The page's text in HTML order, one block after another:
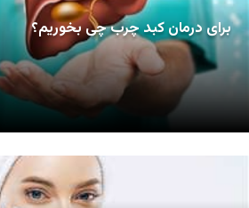
برای درمان کبد چرب چی بخوریم؟